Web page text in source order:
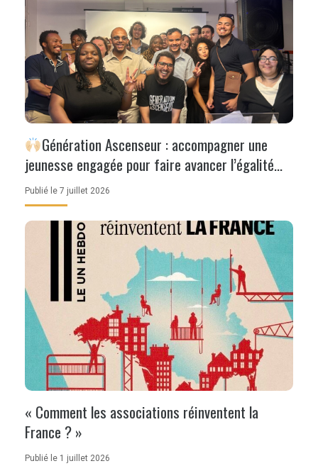
Génération Ascenseur : accompagner une
jeunesse engagée pour faire avancer l’égalité
des chances
Publié le 7 juillet 2026
« Comment les associations réinventent la
France ? »
Publié le 1 juillet 2026